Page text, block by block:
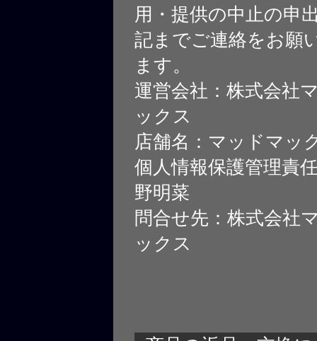
用・提供の中止の申
記までご連絡をお願
ます。
運営会社：株式会社
ックス
店舗名：マッドマッ
個人情報保護管理責
野明菜
問合せ先：株式会社
ックス